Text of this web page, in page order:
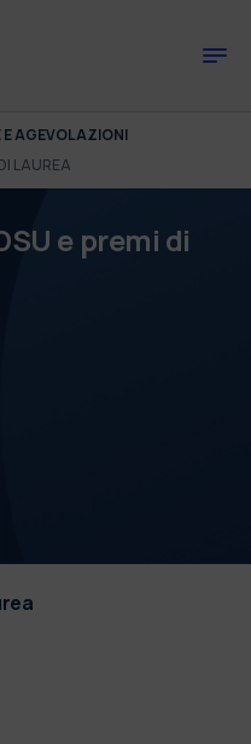
E AGEVOLAZIONI
LAUREA
e premi di